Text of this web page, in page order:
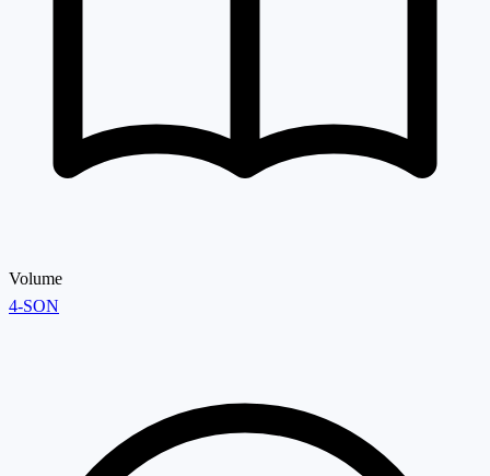
Volume
4-SON